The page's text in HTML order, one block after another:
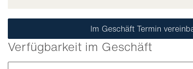
Im Geschäft Termin
Verfügbarkeit im Geschäft